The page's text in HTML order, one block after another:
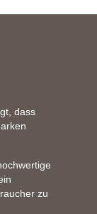
dass
zu